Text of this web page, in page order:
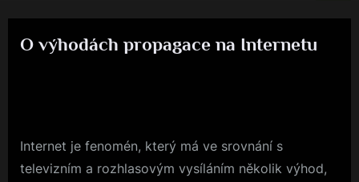
O výhodách propagace na Internetu
Internet je fenomén, který má ve srovnání s
televizním a rozhlasovým vysíláním několik výhod,